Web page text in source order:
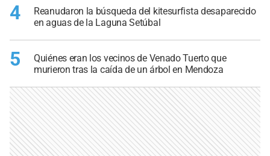
4
Reanudaron la búsqueda del kitesurfista desaparecido
en aguas de la Laguna Setúbal
5
Quiénes eran los vecinos de Venado Tuerto que
murieron tras la caída de un árbol en Mendoza